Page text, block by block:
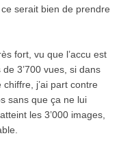
serait bien de prendre
fort, vu que l’accu est
3’700 vues, si dans
j’ai part contre
sans que ça ne lui
les 3’000 images,